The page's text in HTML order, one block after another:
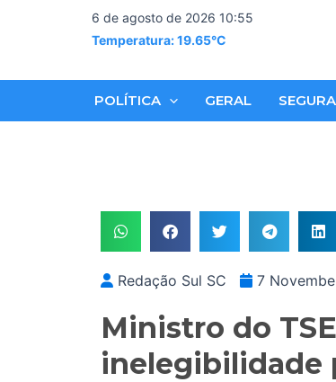
6 de agosto de 2026 10:55
Temperatura: 19.65°C
POLÍTICA GERAL
Redação Sul SC 7
Ministro do
inelegibilidade